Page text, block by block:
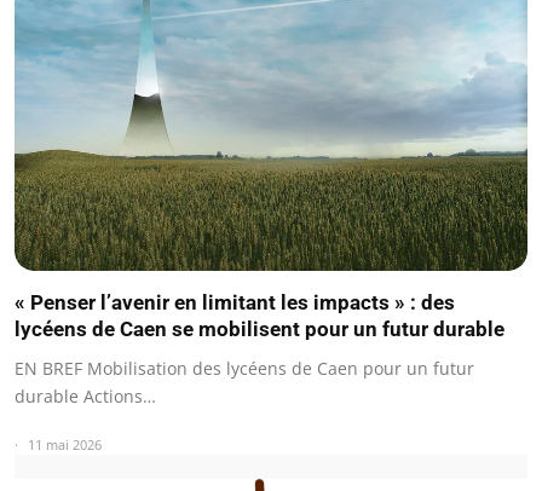
« Penser l’avenir en limitant les impacts » : des
lycéens de Caen se mobilisent pour un futur durable
EN BREF Mobilisation des lycéens de Caen pour un futur
durable Actions…
11 mai 2026